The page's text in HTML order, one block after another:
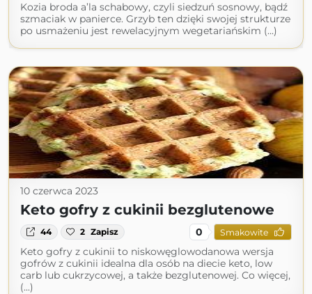
Kozia broda a’la schabowy, czyli siedzuń sosnowy, bądź
szmaciak w panierce. Grzyb ten dzięki swojej strukturze
po usmażeniu jest rewelacyjnym wegetariańskim (...)
10 czerwca 2023
Keto gofry z cukinii bezglutenowe
44 2 Zapisz 0 Smakowite
Keto gofry z cukinii to niskowęglowodanowa wersja
gofrów z cukinii idealna dla osób na diecie keto, low
carb lub cukrzycowej, a także bezglutenowej. Co więcej,
(...)